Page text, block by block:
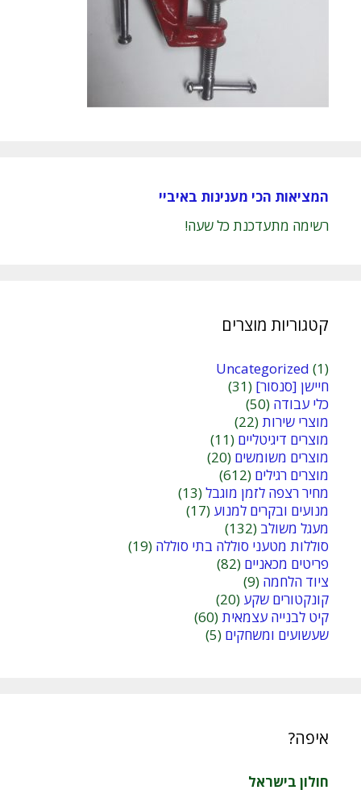
המציאות הכי מענינות באיביי
רשימה מתעדכנת כל שעה!
קטגוריות מוצרים
Uncategorized (1)
חיישן [סנסור] (31)
כלי עבודה (50)
מוצרי שירות (22)
מוצרים דיגיטליים (11)
מוצרים משומשים (20)
מוצרים רגילים (612)
מחיר רצפה לזמן מוגבל(13)
מנועים ובקרים למנוע (17)
מעגל משולב (132)
סוללות מטעני סוללה בתי סוללה (19)
פריטים מכאניים (82)
ציוד הלחמה (9)
קונקטורים שקע (20)
קיט לבנייה עצמאית (60)
שעשועים ומשחקים (5)
איפה?
חולון בישראל